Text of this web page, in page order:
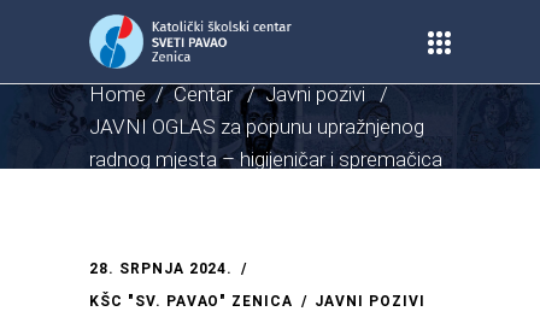
Home/Centar /Javni pozivi
/
JAVNI OGLAS za popunu upražnjenog
radnog mjesta – higijeničar i spremačica
28. SRPNJA 2024.
KŠC "SV. PAVAO" ZENICA
JAVNI POZIVI